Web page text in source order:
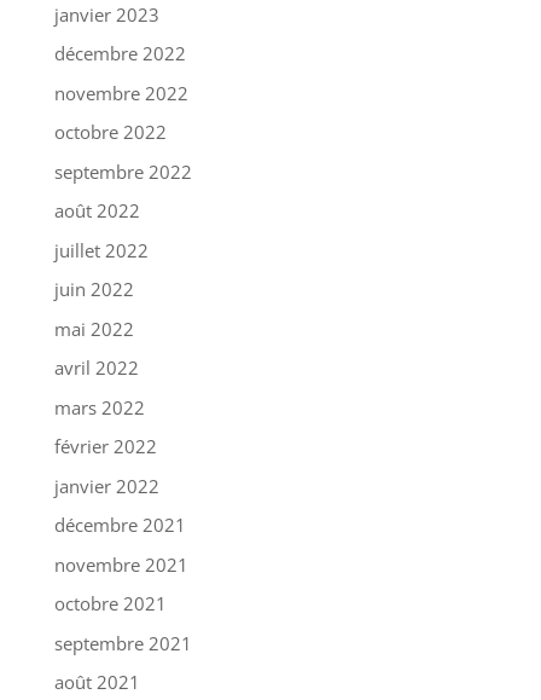
janvier 2023
décembre 2022
novembre 2022
octobre 2022
septembre 2022
août 2022
juillet 2022
juin 2022
mai 2022
avril 2022
mars 2022
février 2022
janvier 2022
décembre 2021
novembre 2021
octobre 2021
septembre 2021
août 2021